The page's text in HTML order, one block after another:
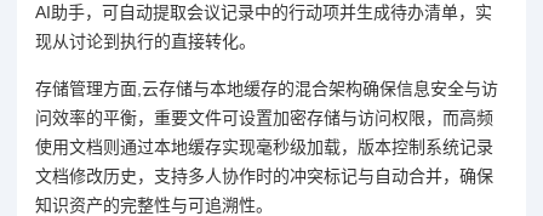
AI助手，可自动提取会议记录中的行动项并生成待办清单，实
现从讨论到执行的直接转化。
存储管理方面,云存储与本地缓存的混合架构确保信息安全与访
问效率的平衡，重要文件可设置加密存储与访问权限，而高频
使用文档则通过本地缓存实现毫秒级加载，版本控制系统记录
文档修改历史，支持多人协作时的冲突标记与自动合并，确保
知识资产的完整性与可追溯性。